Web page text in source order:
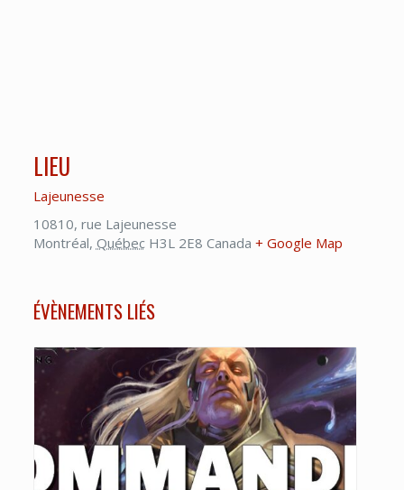
LIEU
Lajeunesse
10810, rue Lajeunesse
Montréal, Québec H3L 2E8 Canada + Google Map
ÉVÈNEMENTS LIÉS